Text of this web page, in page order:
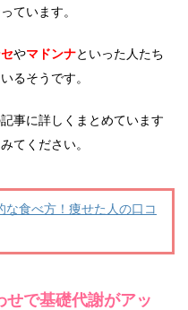
ています。
やマドンナといった人たち
るそうです。
事に詳しくまとめています
てください。
な食べ方！痩せた人の口コ
せで基礎代謝がアッ